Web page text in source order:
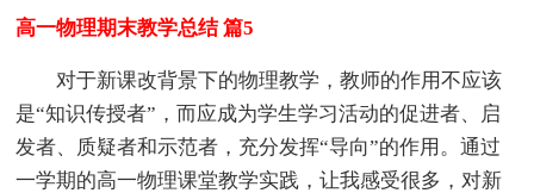
高一物理期末教学总结 篇5
对于新课改背景下的物理教学，教师的作用不应该
是“知识传授者”，而应成为学生学习活动的促进者、启
发者、质疑者和示范者，充分发挥“导向”的作用。通过
一学期的高一物理课堂教学实践，让我感受很多，对新